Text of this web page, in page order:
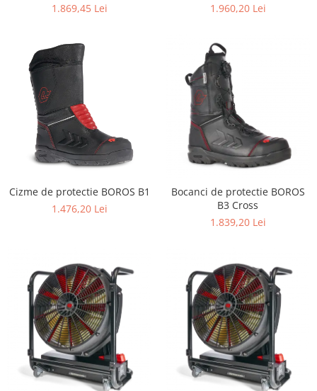
1.869,45 Lei
1.960,20 Lei
Cizme de protectie BOROS B1
1.476,20 Lei
Bocanci de protectie BOROS
B3 Cross
1.839,20 Lei